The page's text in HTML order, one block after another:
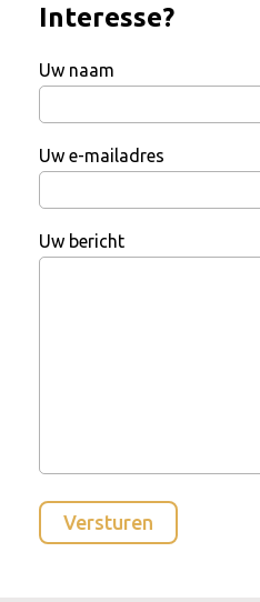
Interesse?
Uw naam
Uw e-mailadres
Uw bericht